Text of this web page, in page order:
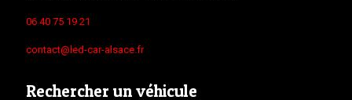
06 40 75 19 21
contact@led-car-alsace.fr
Rechercher un véhicule